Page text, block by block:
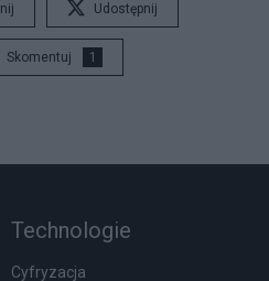
Udostępnij
Skomentuj 1
Technologie
Cyfryzacja